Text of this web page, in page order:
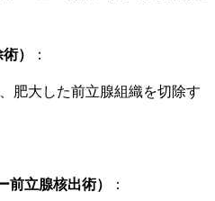
） ：
肥大した前立腺組織を切除す
立腺核出術） ：